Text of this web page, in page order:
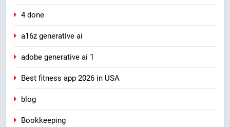
4 done
a16z generative ai
adobe generative ai 1
Best fitness app 2026 in USA
blog
Bookkeeping